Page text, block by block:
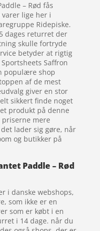
– Rød fås
lige her i
Ridepiske.
dages returret der
skulle fortryde
betyder at rigtig
Saffron
populære shop
af de mest
giver en stor
sikkert finde noget
produkt på denne
mere
lader sig gøre, når
og butikker på
Paddle – Rød
i danske webshops,
som ikke er en
som er købt i en
i 14 dage. når du